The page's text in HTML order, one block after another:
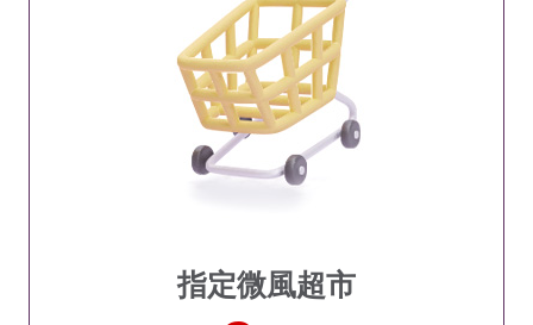
指定微風超市